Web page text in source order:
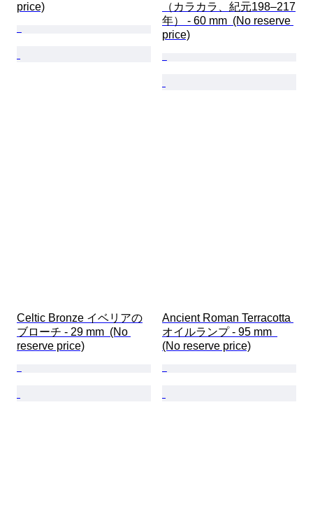
price)
（カラカラ、紀元198–217
年） - 60 mm  (No reserve
price)
Celtic Bronze イベリアの
ブローチ - 29 mm  (No
reserve price)
Ancient Roman Terracotta
オイルランプ - 95 mm
(No reserve price)